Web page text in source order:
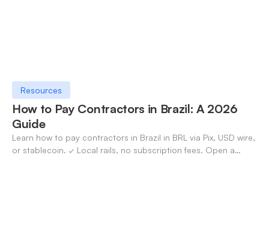
Resources
How to Pay Contractors in Brazil: A 2026
Guide
Learn how to pay contractors in Brazil in BRL via Pix, USD wire,
or stablecoin. ✓ Local rails, no subscription fees. Open a